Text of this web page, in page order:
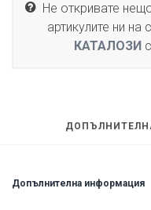
Не откривате
артикулите ни
КАТАЛОЗИс
Допълнителна информация